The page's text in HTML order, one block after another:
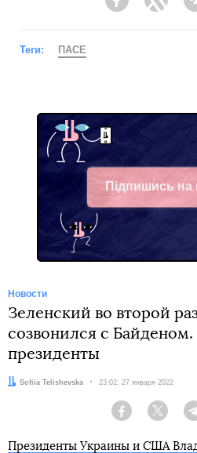
Facebook
Теги: ПАСЕ
Підпишись на
Facebook
Новости
Зеленский во второй
созвонился с
президенты
Автор:
Sofiia Telishevska Дата:
23:02, 27 января 2022
Facebook Twitter
Президенты Украины и США